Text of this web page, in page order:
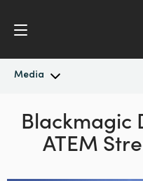
Media
In primo piano
Archivio
Argentina
Australia
Blackmagic
ATEM